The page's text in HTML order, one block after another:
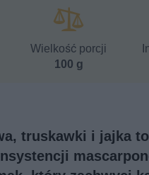
Wielkość porcji
100 g
truskawki i jajka